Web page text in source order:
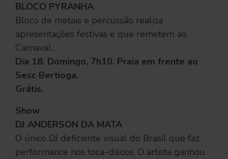
BLOCO PYRANHA
Bloco de metais e percussão realiza
apresentações festivas e que remetem ao
Carnaval.
Dia 18. Domingo, 7h10. Praia em frente ao
Sesc Bertioga.
Grátis.
Show
DJ ANDERSON DA MATA
O único DJ deficiente visual do Brasil que faz
performance nos toca-discos. O artista ganhou